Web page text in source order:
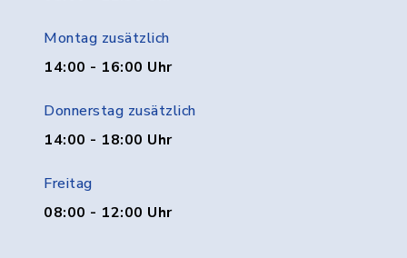
Montag zusätzlich
14:00 - 16:00 Uhr
Donnerstag zusätzlich
14:00 - 18:00 Uhr
Freitag
08:00 - 12:00 Uhr